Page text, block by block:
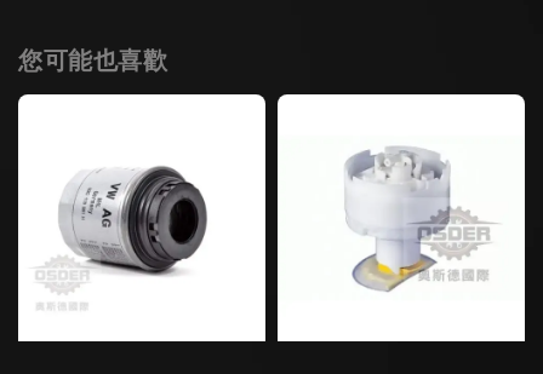
您可能也喜歡